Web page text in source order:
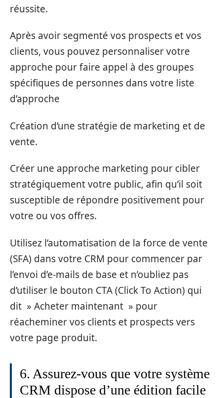
réussite.
Après avoir segmenté vos prospects et vos
clients, vous pouvez personnaliser votre
approche pour faire appel à des groupes
spécifiques de personnes dans votre liste
d’approche
Création d’une stratégie de marketing et de
vente.
Créer une approche marketing pour cibler
stratégiquement votre public, afin qu’il soit
susceptible de répondre positivement pour
votre ou vos offres.
Utilisez l’automatisation de la force de vente
(SFA) dans votre CRM pour commencer par
l’envoi d’e-mails de base et n’oubliez pas
d’utiliser le bouton CTA (Click To Action) qui
dit » Acheter maintenant » pour
réacheminer vos clients et prospects vers
votre page produit.
6. Assurez-vous que votre système
CRM dispose d’une édition facile